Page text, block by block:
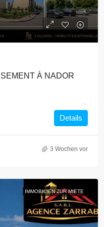
À NADOR
Details
3 Wochen vor
IMMOBILIEN ZUR MIETE